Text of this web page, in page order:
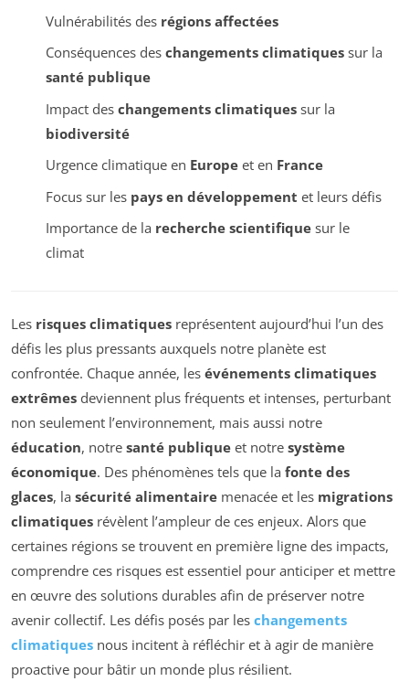
Vulnérabilités des régions affectées
Conséquences des changements climatiquessur la
santé publique
Impact des changements climatiquessur la
biodiversité
Urgence climatique en Europeet en France
Focus sur les pays en développement et leurs défis
Importance de la recherche scientifiquesur le
climat
Les risques climatiques représentent aujourd’hui l’un des
défis les plus pressants auxquels notre planète est
confrontée. Chaque année, les événements climatiques
extrêmes deviennent plus fréquents et intenses, perturbant
non seulement l’environnement, mais aussi notre
éducation, notre santé publique et notre système
économique. Des phénomènes tels que la fonte des
glaces, la sécurité alimentaire menacée et les migrations
climatiques révèlent l’ampleur de ces enjeux. Alors que
certaines régions se trouvent en première ligne des impacts,
comprendre ces risques est essentiel pour anticiper et mettre
en œuvre des solutions durables afin de préserver notre
avenir collectif. Les défis posés par les changements
climatiques nous incitent à réfléchir et à agir de manière
proactive pour bâtir un monde plus résilient.